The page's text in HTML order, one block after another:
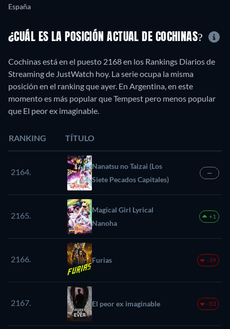
España
¿CUÁL ES LA POSICIÓN ACTUAL DE COCHINAS?
Cochinas está en el puesto 2168 en los Rankings Diarios de
Streaming de JustWatch hoy. La serie ocupa la misma
posición en el ranking que ayer. En Argentina, en este
momento es más popular que Tempest pero menos popular
que El peor ex imaginable.
RANKING TÍTULO
2164.
Nanatsu no Taizai (Los
Siete Pecados Capitales)
—
2165.
Magical Girl Lyrical
Nanoha
+1
2166. Furias -39
2167. El peor ex imaginable -53